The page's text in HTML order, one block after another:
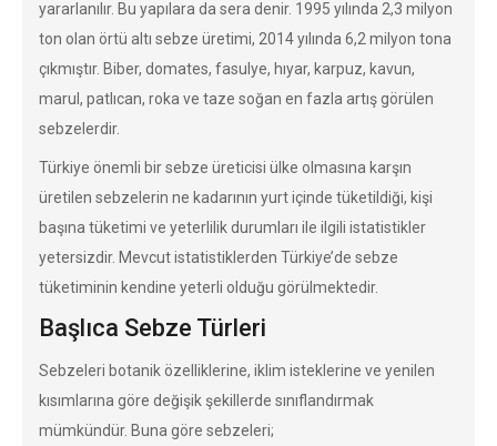
yararlanılır. Bu yapılara da sera denir. 1995 yılında 2,3 milyon
ton olan örtü altı sebze üretimi, 2014 yılında 6,2 milyon tona
çıkmıştır. Biber, domates, fasulye, hıyar, karpuz, kavun,
marul, patlıcan, roka ve taze soğan en fazla artış görülen
sebzelerdir.
Türkiye önemli bir sebze üreticisi ülke olmasına karşın
üretilen sebzelerin ne kadarının yurt içinde tüketildiği, kişi
başına tüketimi ve yeterlilik durumları ile ilgili istatistikler
yetersizdir. Mevcut istatistiklerden Türkiye’de sebze
tüketiminin kendine yeterli olduğu görülmektedir.
Başlıca Sebze Türleri
Sebzeleri botanik özelliklerine, iklim isteklerine ve yenilen
kısımlarına göre değişik şekillerde sınıflandırmak
mümkündür. Buna göre sebzeleri;